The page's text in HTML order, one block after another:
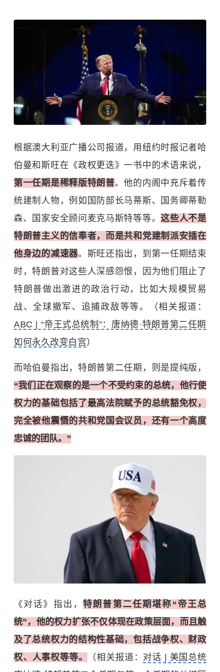
根据澳大利亚广播公司报道，用纽约时报记者哈
伯曼和斯旺在《政权更迭》一书中的术语来说，
第一任期是稀释版特朗普。他的内阁中充斥着传
统建制人物，例如国防部长马蒂斯、国务卿蒂勒
森、国家安全顾问麦克马斯特等等。这些人不是
特朗普主义的信奉者，而是共和党建制派安插在
他身边的减速器。斯旺还指出，到第一任期结束
时，特朗普对这些人深感怨恨，因为他们阻止了
特朗普做出激进的政治行动，比如大规模贸易
战、全球撤军、追捕政敌等等。（相关报道：
ABC | “帝王式总统制”：唐纳德·特朗普第二任期
如何永久改变白宫）
而哈伯曼指出，特朗普第二任期，则是提纯版，
“我们正在观察的是一个不受约束的总统，他行使
权力的基础包括了最高法院赋予的总统豁免权，
完全被他震慑的共和党国会议员，还有一个高度
忠诚的团队。”
《对话》指出，特朗普第二任期堪称“帝王总
统”，他的权力扩张不仅体现在政策层面，而且触
及了总统权力的结构性基础，包括战争权、财政
权、人事权等等。
（相关报道： 对话 | 美国总统